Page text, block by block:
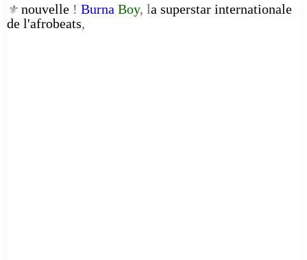
⚜️ nouvelle ! Burna Boy, la superstar internationale
de l'afrobeats,